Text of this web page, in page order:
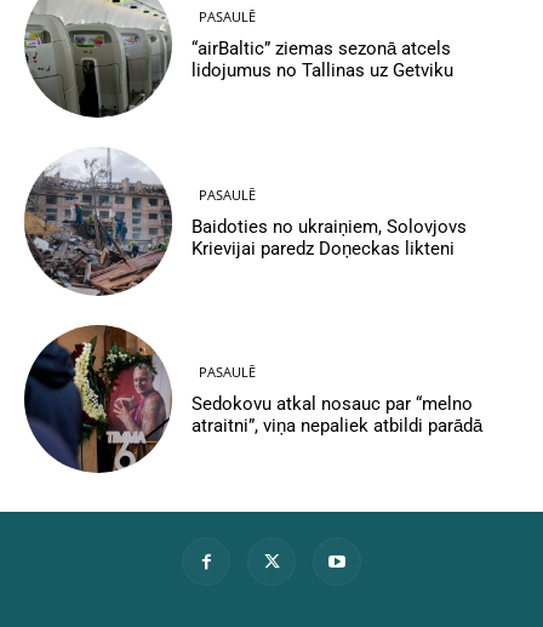
PASAULĒ
“airBaltic” ziemas sezonā atcels
lidojumus no Tallinas uz Getviku
PASAULĒ
Baidoties no ukraiņiem, Solovjovs
Krievijai paredz Doņeckas likteni
PASAULĒ
Sedokovu atkal nosauc par “melno
atraitni”, viņa nepaliek atbildi parādā